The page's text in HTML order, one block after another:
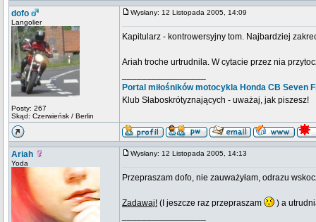
dofo
Langolier
Posty: 267
Skąd: Czerwieńsk / Berlin
Wysłany: 12 Listopada 2005, 14:09
Kapitularz - kontrowersyjny tom. Najbardziej
Ariah troche urtrudnila. W cytacie przez nia
Portal miłośników motocykla Honda CB Seven
Klub Słaboskrótyznających - uważaj, jak piszesz!
Ariah
Yoda
Wysłany: 12 Listopada 2005, 14:13
Przepraszam dofo, nie zauważyłam, odrazu
Zadawaj! (I jeszcze raz przepraszam
) a